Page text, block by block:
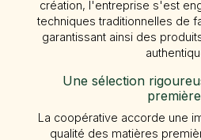
création, l'entreprise s'est
techniques traditionnelles de
garantissant ainsi des
Une sélection
La coopérative accorde une
qualité des matières